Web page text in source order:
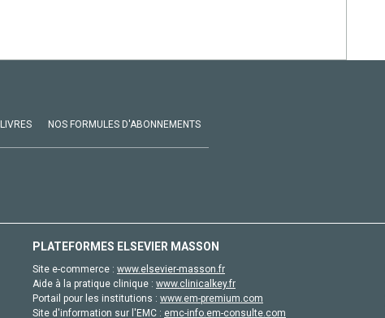
LIVRES NOS FORMULES D'ABONNEMENTS
PLATEFORMES ELSEVIER MASSON
Site e-commerce : www.elsevier-masson.fr
Aide à la pratique clinique : www.clinicalkey.fr
Portail pour les institutions : www.em-premium.com
Site d'information sur l'EMC : emc-info.em-consulte.com